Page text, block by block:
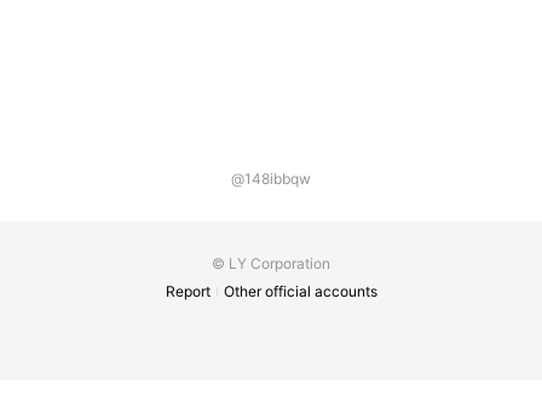
@148ibbqw
© LY Corporation
Report
Other official accounts